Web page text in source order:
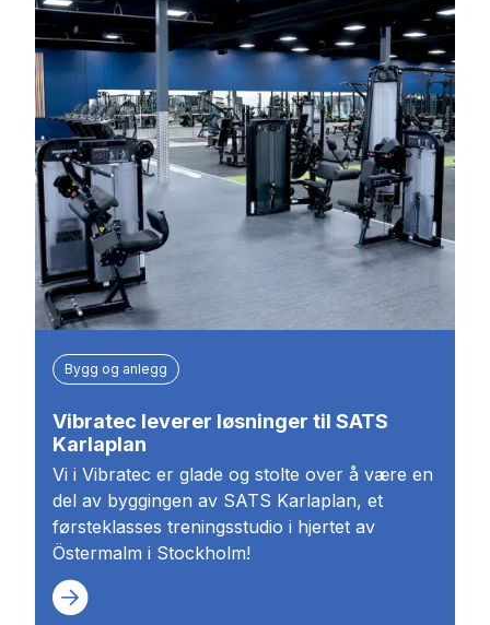
Bygg og anlegg
Vibratec leverer løsninger til SATS
Karlaplan
Vi i Vibratec er glade og stolte over å være en
del av byggingen av SATS Karlaplan, et
førsteklasses treningsstudio i hjertet av
Östermalm i Stockholm!